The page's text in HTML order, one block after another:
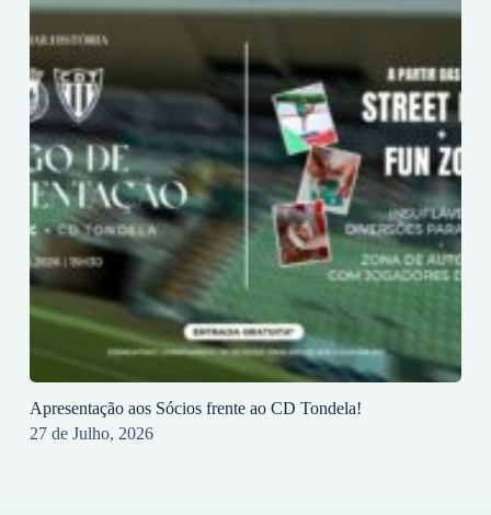
Apresentação aos Sócios frente ao CD Tondela!
27 de Julho, 2026